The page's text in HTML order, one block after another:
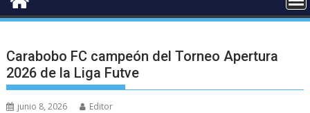
Carabobo FC campeón del Torneo Apertura
2026 de la Liga Futve
junio 8, 2026 Editor